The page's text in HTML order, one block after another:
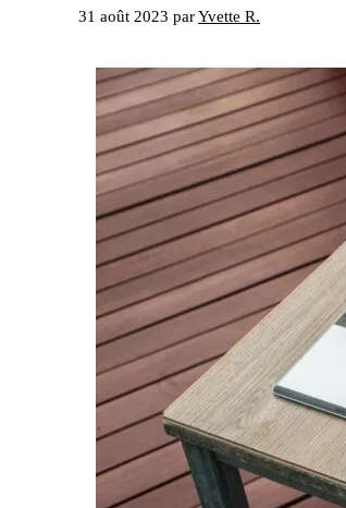
31 août 2023 parYvette R.